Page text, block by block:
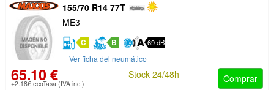
155/70 R14 77T
ME3
C B 69 dB
Ver ficha del neumático
65.10 €
+2.18€ ecoTasa (IVA inc.) Comprar
Stock 24/48h